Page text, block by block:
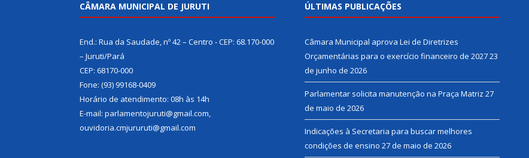
CÂMARA MUNICIPAL DE JURUTI
End.: Rua da Saudade, nº 42 – Centro - CEP: 68.170-000
– Juruti/Pará
CEP: 68170-000
Fone: (93) 99168-0409
Horário de atendimento: 08h às 14h
E-mail: parlamentojuruti@gmail.com,
ouvidoria.cmjururuti@gmail.com
ÚLTIMAS PUBLICAÇÕES
Câmara Municipal aprova Lei de Diretrizes
Orçamentárias para o exercício financeiro de 202723
de junho de 2026
Parlamentar solicita manutenção na Praça Matriz 27
de maio de 2026
Indicações à Secretaria para buscar melhores
condições de ensino 27 de maio de 2026